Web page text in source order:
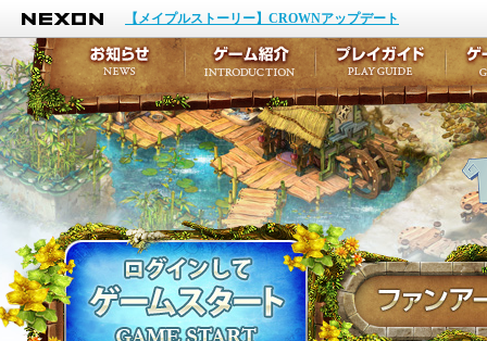
NEXON
【メイプルストーリー】CROWNアップデート
お知らせ
イベント
アップデート
メンテナンス
ゲーム紹介
キャラクター作成
テイルズ初級者講座
ここだけは知ってお